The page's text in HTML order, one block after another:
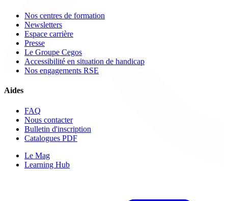
Nos centres de formation
Newsletters
Espace carrière
Presse
Le Groupe Cegos
Accessibilité en situation de handicap
Nos engagements RSE
Aides
FAQ
Nous contacter
Bulletin d'inscription
Catalogues PDF
Le Mag
Learning Hub